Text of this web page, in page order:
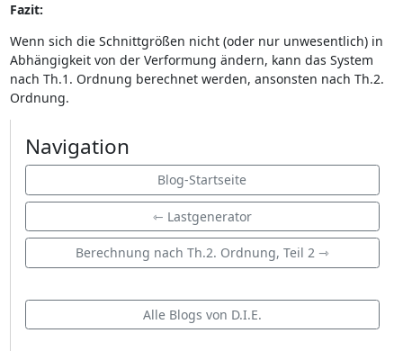
Fazit:
Wenn sich die Schnittgrößen nicht (oder nur unwesentlich) in
Abhängigkeit von der Verformung ändern, kann das System
nach Th.1. Ordnung berechnet werden, ansonsten nach Th.2.
Ordnung.
Navigation
Blog-Startseite
⇽ Lastgenerator
Berechnung nach Th.2. Ordnung, Teil 2 ⇾
Alle Blogs von D.I.E.